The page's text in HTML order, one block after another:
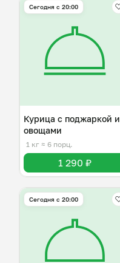
Сегодня с 20:00
Курица с поджаркой и
овощами
1 кг ≈ 6 порц.
1 290 ₽
Сегодня с 20:00